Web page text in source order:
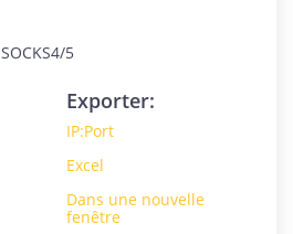
SOCKS4/5
Exporter:
IP:Port
Excel
Dans une nouvelle
fenêtre